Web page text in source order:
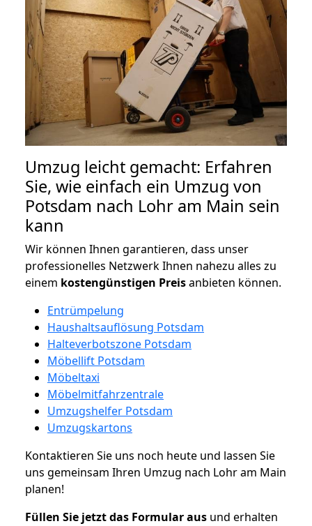
Umzug leicht gemacht: Erfahren
Sie, wie einfach ein Umzug von
Potsdam nach Lohr am Main sein
kann
Wir können Ihnen garantieren, dass unser
professionelles Netzwerk Ihnen nahezu alles zu
einem kostengünstigen Preisanbieten können.
Entrümpelung
Haushaltsauflösung Potsdam
Halteverbotszone Potsdam
Möbellift Potsdam
Möbeltaxi
Möbelmitfahrzentrale
Umzugshelfer Potsdam
Umzugskartons
Kontaktieren Sie uns noch heute und lassen Sie
uns gemeinsam Ihren Umzug nach Lohr am Main
planen!
Füllen Sie jetzt das Formular aus und erhalten